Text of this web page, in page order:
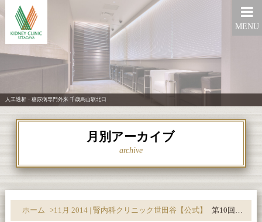
人工透析・糖尿病専門外来 千歳烏山駅北口
MENU
月別アーカイブ
archive
ホーム >11月 2014 | 腎内科クリニック世田谷【公式】 第10回長時間透析研究会いよいよ開催間近